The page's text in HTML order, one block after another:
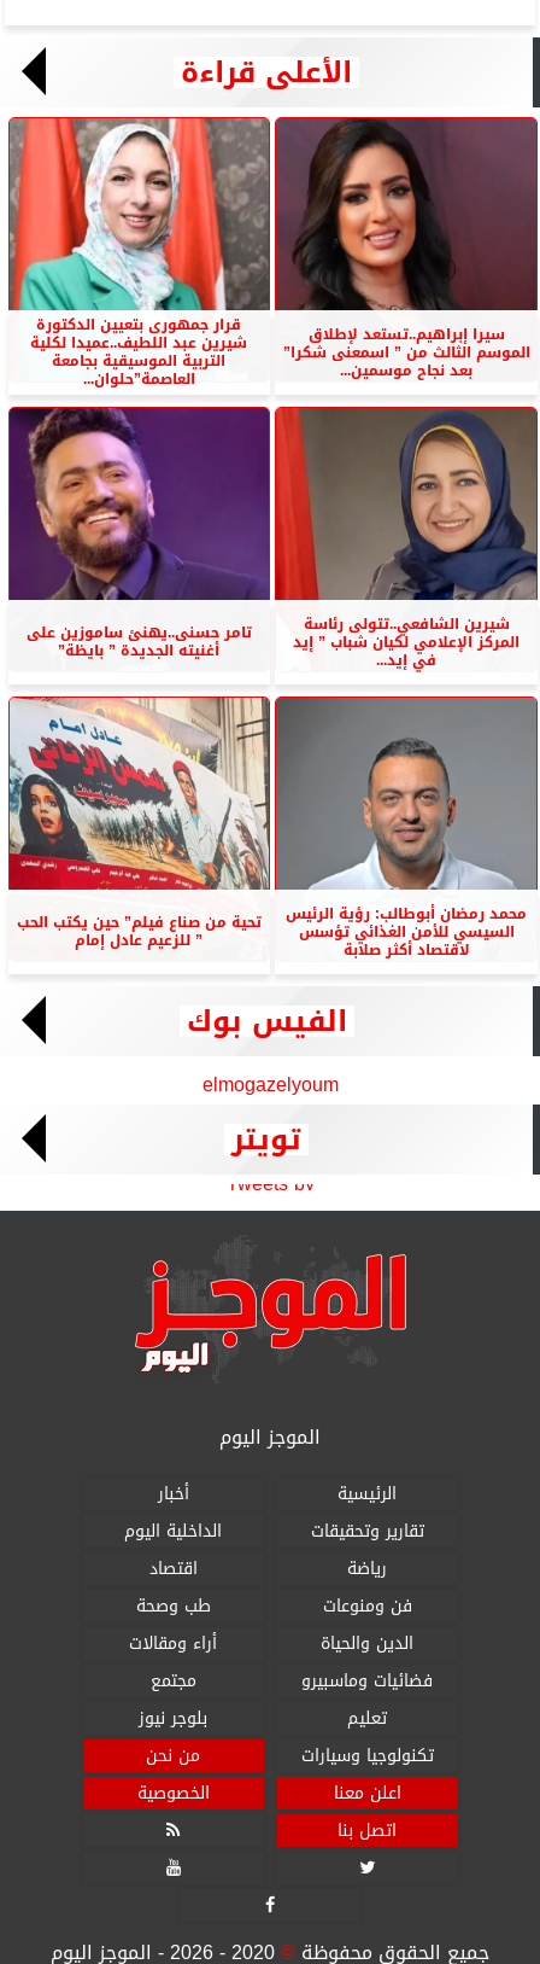
الأعلى قراءة
سيرا إبراهيم..تستعد لإطلاق
الموسم الثالث من ” اسمعنى شكرا”
بعد نجاح موسمين...
قرار جمهورى بتعيين الدكتورة
شيرين عبد اللطيف..عميدا لكلية
التربية الموسيقية بجامعة
العاصمة”حلوان...
شيرين الشافعي..تتولى رئاسة
المركز الإعلامي لكيان شباب ” إيد
في إيد...
تامر حسنى..يهنئ ساموزين على
أغنيته الجديدة ” بايظة”
محمد رمضان أبوطالب: رؤية الرئيس
السيسي للأمن الغذائي تؤسس
لاقتصاد أكثر صلابة
تحية من صناع فيلم” حين يكتب الحب
” للزعيم عادل إمام
الفيس بوك
elmogazelyoum
تويتر
Tweets by
الموجز اليوم
الرئيسية
أخبار
تقارير وتحقيقات
الداخلية اليوم
رياضة
اقتصاد
فن ومنوعات
طب وصحة
الدين والحياة
أراء ومقالات
فضائيات وماسبيرو
مجتمع
تعليم
بلوجر نيوز
تكنولوجيا وسيارات
من نحن
اعلن معنا
الخصوصية
اتصل بنا




جميع الحقوق محفوظة©